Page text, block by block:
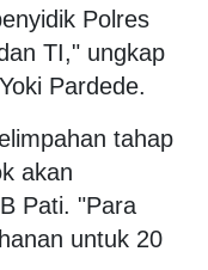
Polres
TI," ungkap
Pardede.
tahap
akan
Pati. "Para
untuk 20